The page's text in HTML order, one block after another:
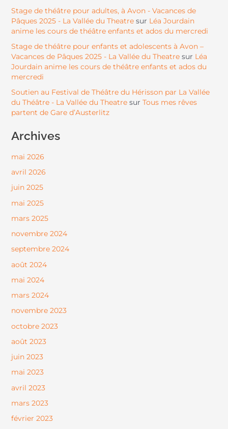
Stage de théâtre pour adultes, à Avon - Vacances de
Pâques 2025 - La Vallée du Theatresur Léa Jourdain
anime les cours de théâtre enfants et ados du mercredi
Stage de théâtre pour enfants et adolescents à Avon –
Vacances de Pâques 2025 - La Vallée du Theatresur Léa
Jourdain anime les cours de théâtre enfants et ados du
mercredi
Soutien au Festival de Théâtre du Hérisson par La Vallée
du Théâtre - La Vallée du Theatresur Tous mes rêves
partent de Gare d’Austerlitz
Archives
mai 2026
avril 2026
juin 2025
mai 2025
mars 2025
novembre 2024
septembre 2024
août 2024
mai 2024
mars 2024
novembre 2023
octobre 2023
août 2023
juin 2023
mai 2023
avril 2023
mars 2023
février 2023